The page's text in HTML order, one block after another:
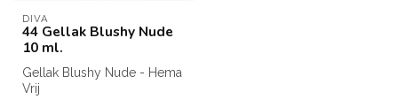
DIVA
44 Gellak Blushy Nude
10 ml.
Gellak Blushy Nude - Hema
Vrij